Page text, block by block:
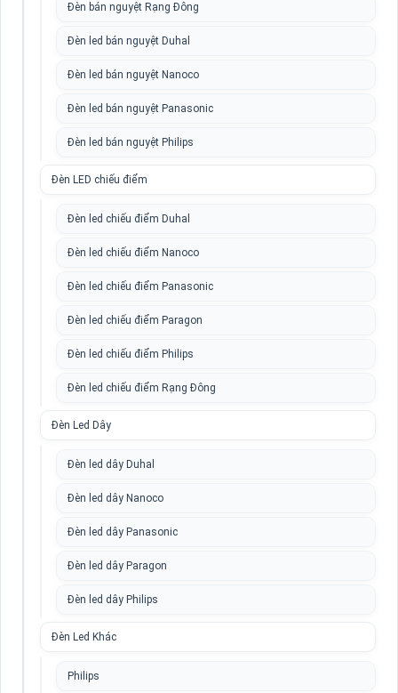
Đèn bán nguyệt Rạng Đông
Đèn led bán nguyệt Duhal
Đèn led bán nguyệt Nanoco
Đèn led bán nguyệt Panasonic
Đèn led bán nguyệt Philips
Đèn LED chiếu điểm
Đèn led chiếu điểm Duhal
Đèn led chiếu điểm Nanoco
Đèn led chiếu điểm Panasonic
Đèn led chiếu điểm Paragon
Đèn led chiếu điểm Philips
Đèn led chiếu điểm Rạng Đông
Đèn Led Dây
Đèn led dây Duhal
Đèn led dây Nanoco
Đèn led dây Panasonic
Đèn led dây Paragon
Đèn led dây Philips
Đèn Led Khác
Philips